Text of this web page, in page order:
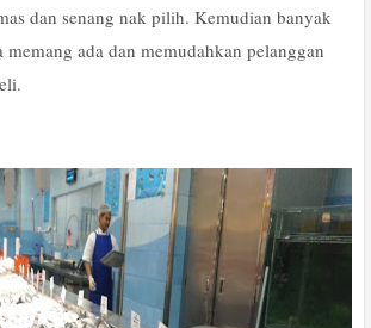
dan senang nak pilih. Kemudian banyak
ada dan memudahkan pelanggan